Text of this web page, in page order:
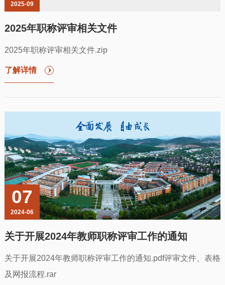
2025-09
2025年职称评审相关文件
2025年职称评审相关文件.zip
了解详情
07
2024-06
关于开展2024年教师职称评审工作的通知
关于开展2024年教师职称评审工作的通知.pdf评审文件、表格
及网报流程.rar